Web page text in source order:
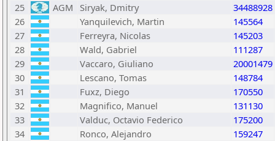
25
AGM Siryak, Dmitry
34488928
26
Yanquilevich, Martin
145564
27
Ferreyra, Nicolas
145203
28
Wald, Gabriel
111287
29
Vaccaro, Giuliano
20001479
30
Lescano, Tomas
148784
31
Fuxz, Diego
170550
32
Magnifico, Manuel
131130
33
Valduc, Octavio Federico
175200
34
Ronco, Alejandro
159247